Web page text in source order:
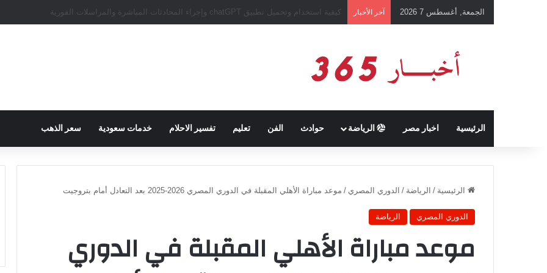
الجمعة, أغسطس 7 2026 آخر الأخبار رئيس نادي طرابزون سبور يؤكد على أهمية دور تريزيجيه في حسم صفقة محمد صلاح
الرئيسية اخبار مصر الرياضة حوادث الفن تعليم تفسير الاحلام خدمات سعودية سعر الذهب
الرئيسية / الرياضة / الدوري المصري / موعد مباراة الأهلي المقبلة في الدوري المصري 2026-2025 بعد التعادل أمام بتروجيت
الدوري المصري الرياضة
موعد مباراة الأهلي المقبلة في الدوري